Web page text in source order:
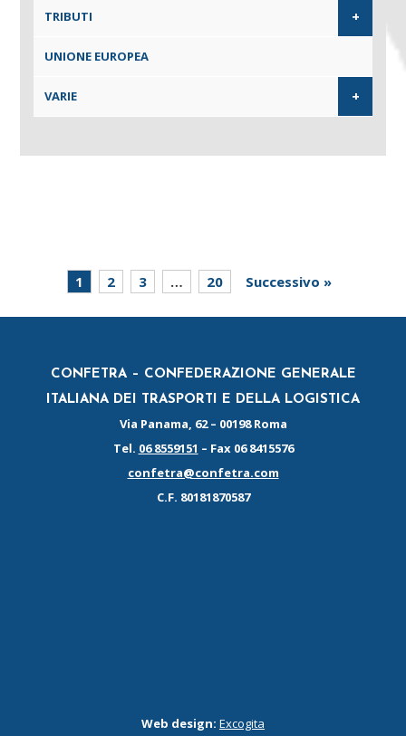
TRIBUTI +
UNIONE EUROPEA
VARIE +
1 2 3 … 20 Successivo »
CONFETRA – CONFEDERAZIONE GENERALE
ITALIANA DEI TRASPORTI E DELLA LOGISTICA
Via Panama, 62 – 00198 Roma
Tel. 06 8559151 – Fax 06 8415576
confetra@confetra.com
C.F. 80181870587
Web design: Excogita